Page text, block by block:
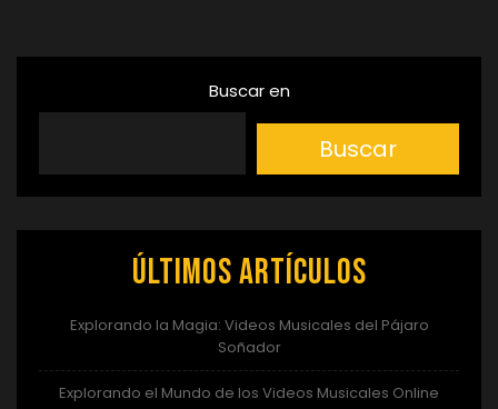
entradas
Buscar en
Buscar
Últimos artículos
Explorando la Magia: Videos Musicales del Pájaro
Soñador
Explorando el Mundo de los Videos Musicales Online